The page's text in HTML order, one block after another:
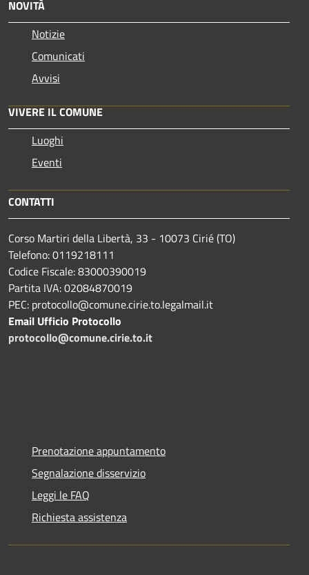
NOVITÀ
Notizie
Comunicati
Avvisi
VIVERE IL COMUNE
Luoghi
Eventi
CONTATTI
Corso Martiri della Libertà, 33 - 10073 Cirié (TO)
Telefono: 0119218111
Codice Fiscale: 83000390019
Partita IVA: 02084870019
PEC: protocollo@comune.cirie.to.legalmail.it
Email Ufficio Protocollo
protocollo@comune.cirie.to.it
Prenotazione appuntamento
Segnalazione disservizio
Leggi le FAQ
Richiesta assistenza